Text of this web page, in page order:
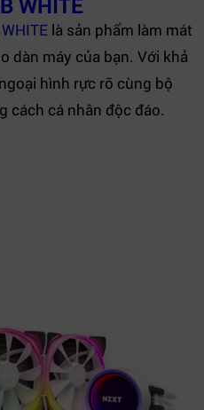
là sản phẩm làm mát
dàn máy của bạn. Với khả
hình rực rỡ cùng bộ
cách cá nhân độc đáo.